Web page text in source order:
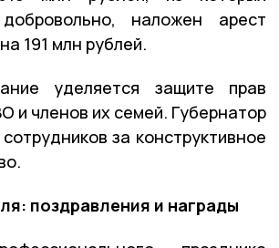
наложен арест
191 млн рублей.
уделяется защите прав
и членов их семей. Губернатор
за конструктивное
поздравления и награды